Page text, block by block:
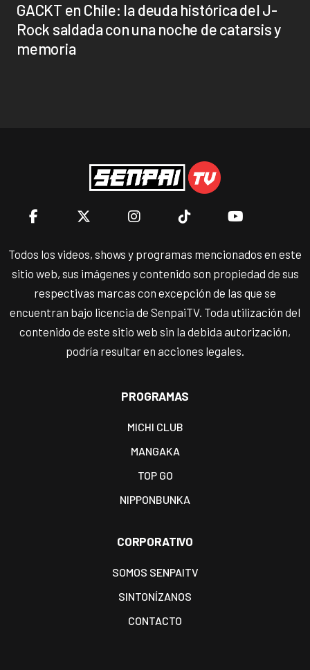
GACKT en Chile: la deuda histórica del J-
Rock saldada con una noche de catarsis y
memoria
Todos los videos, shows y programas mencionados en este
sitio web, sus imágenes y contenido son propiedad de sus
respectivas marcas con excepción de las que se
encuentran bajo licencia de SenpaiTV. Toda utilización del
contenido de este sitio web sin la debida autorización,
podría resultar en acciones legales.
PROGRAMAS
MICHI CLUB
MANGAKA
TOP GO
NIPPONBUNKA
CORPORATIVO
SOMOS SENPAITV
SINTONÍZANOS
CONTACTO